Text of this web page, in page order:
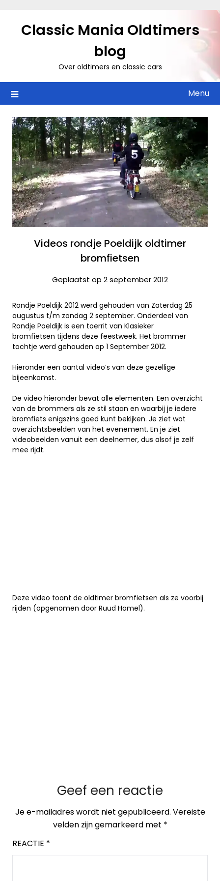
Classic Mania Oldtimers
blog
Over oldtimers en classic cars
Menu
Videos rondje Poeldijk oldtimer
bromfietsen
Geplaatst op 2 september 2012
Rondje Poeldijk 2012 werd gehouden van Zaterdag 25
augustus t/m zondag 2 september. Onderdeel van
Rondje Poeldijk is een toerrit van Klasieker
bromfietsen tijdens deze feestweek. Het brommer
tochtje werd gehouden op 1 September 2012.
Hieronder een aantal video’s van deze gezellige
bijeenkomst.
De video hieronder bevat alle elementen. Een overzicht
van de brommers als ze stil staan en waarbij je iedere
bromfiets enigszins goed kunt bekijken. Je ziet wat
overzichtsbeelden van het evenement. En je ziet
videobeelden vanuit een deelnemer, dus alsof je zelf
mee rijdt.
Deze video toont de oldtimer bromfietsen als ze voorbij
rijden (opgenomen door Ruud Hamel).
Geef een reactie
Je e-mailadres wordt niet gepubliceerd. Vereiste
velden zijn gemarkeerd met *
REACTIE *